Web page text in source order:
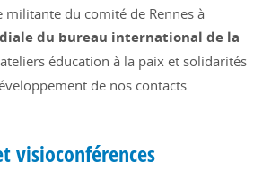
militante du comité de Rennes à
du bureau international de la
éducation à la paix et solidarités
de nos contacts
visioconférences